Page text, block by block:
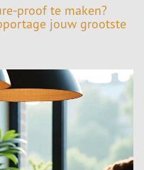
proof te maken?
jouw grootste